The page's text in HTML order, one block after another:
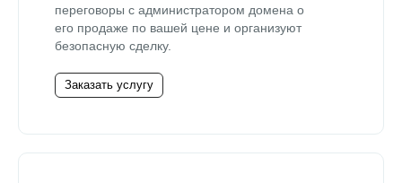
переговоры с администратором домена о
его продаже по вашей цене и организуют
безопасную сделку.
Заказать услугу